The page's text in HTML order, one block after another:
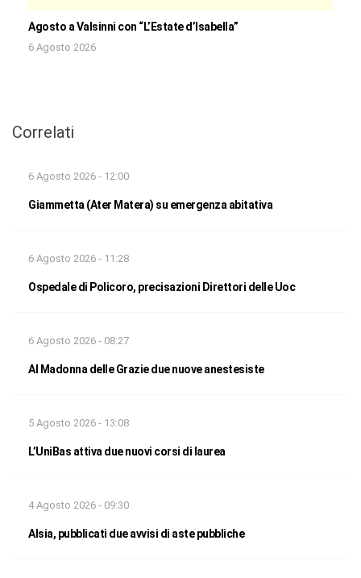
Agosto a Valsinni con “L’Estate d’Isabella”
6 Agosto 2026
Correlati
6 Agosto 2026 - 12:00
Giammetta (Ater Matera) su emergenza abitativa
6 Agosto 2026 - 11:28
Ospedale di Policoro, precisazioni Direttori delle Uoc
6 Agosto 2026 - 08:27
Al Madonna delle Grazie due nuove anestesiste
5 Agosto 2026 - 13:08
L’UniBas attiva due nuovi corsi di laurea
4 Agosto 2026 - 09:30
Alsia, pubblicati due avvisi di aste pubbliche